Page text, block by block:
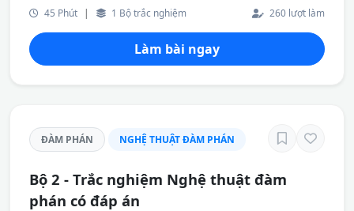
45 Phút | 1 Bộ trắc nghiệm 260 lượt làm
Làm bài ngay
ĐÀM PHÁN NGHỆ THUẬT ĐÀM PHÁN
Bộ 2 - Trắc nghiệm Nghệ thuật đàm
phán có đáp án